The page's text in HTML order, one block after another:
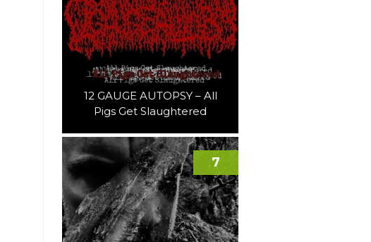
12 GAUGE AUTOPSY – All
Pigs Get Slaughtered
7